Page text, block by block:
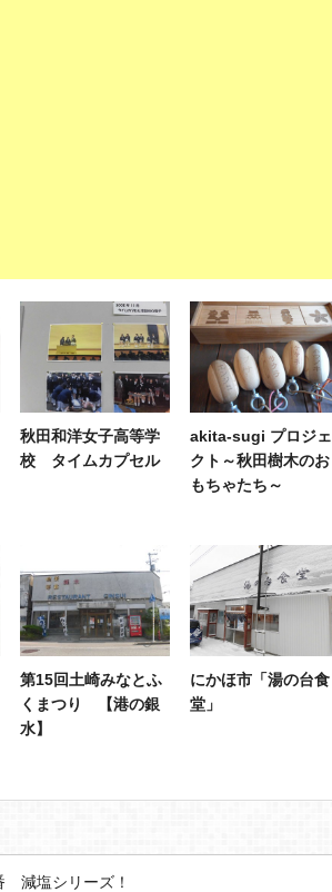
秋田和洋女子高等学
校 タイムカプセル
akita-sugi プロジェ
クト～秋田樹木のお
もちゃたち～
第15回土崎みなとふ
くまつり 【港の銀
水】
にかほ市「湯の台食
堂」
減塩シリーズ！